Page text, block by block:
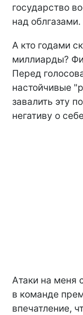
государство
над облгазами.
А кто годами
миллиарды?
Перед
настойчивые
завалить эту
негативу о
Атаки на меня
в команде
впечатление,